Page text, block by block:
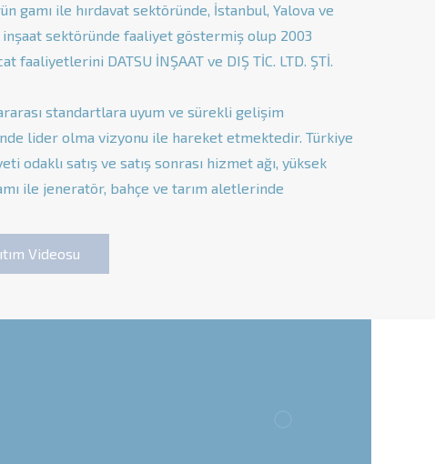
gamı ile hırdavat sektöründe, İstanbul, Yalova ve
sektöründe faaliyet göstermiş olup 2003
faaliyetlerini DATSU İNŞAAT ve DIŞ TİC. LTD. ŞTİ.
standartlara uyum ve sürekli gelişim
lider olma vizyonu ile hareket etmektedir. Türkiye
odaklı satış ve satış sonrası hizmet ağı, yüksek
ile jeneratör, bahçe ve tarım aletlerinde
Videosu